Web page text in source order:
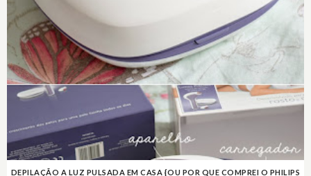
DEPILAÇÃO A LUZ PULSADA EM CASA {OU POR QUE COMPREI O PHILIPS